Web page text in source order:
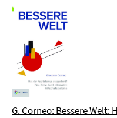
G. Corneo: Bessere